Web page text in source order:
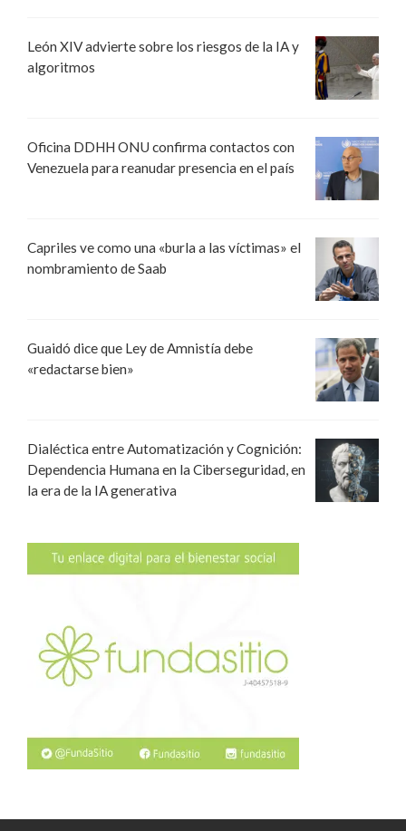
León XIV advierte sobre los riesgos de la IA y
algoritmos
Oficina DDHH ONU confirma contactos con
Venezuela para reanudar presencia en el país
Capriles ve como una «burla a las víctimas» el
nombramiento de Saab
Guaidó dice que Ley de Amnistía debe
«redactarse bien»
Dialéctica entre Automatización y Cognición:
Dependencia Humana en la Ciberseguridad, en
la era de la IA generativa